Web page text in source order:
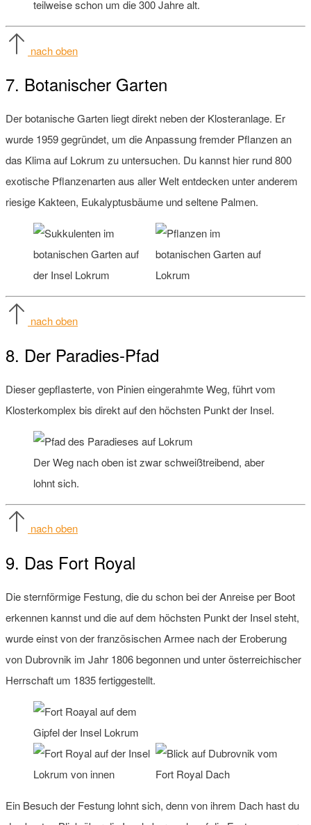
teilweise schon um die 300 Jahre alt.
nach oben
7. Botanischer Garten
Der botanische Garten liegt direkt neben der Klosteranlage. Er
wurde 1959 gegründet, um die Anpassung fremder Pflanzen an
das Klima auf Lokrum zu untersuchen. Du kannst hier rund 800
exotische Pflanzenarten aus aller Welt entdecken unter anderem
riesige Kakteen, Eukalyptusbäume und seltene Palmen.
nach oben
8. Der Paradies-Pfad
Dieser gepflasterte, von Pinien eingerahmte Weg, führt vom
Klosterkomplex bis direkt auf den höchsten Punkt der Insel.
Der Weg nach oben ist zwar schweißtreibend, aber
lohnt sich.
nach oben
9. Das Fort Royal
Die sternförmige Festung, die du schon bei der Anreise per Boot
erkennen kannst und die auf dem höchsten Punkt der Insel steht,
wurde einst von der französischen Armee nach der Eroberung
von Dubrovnik im Jahr 1806 begonnen und unter österreichischer
Herrschaft um 1835 fertiggestellt.
Ein Besuch der Festung lohnt sich, denn von ihrem Dach hast du